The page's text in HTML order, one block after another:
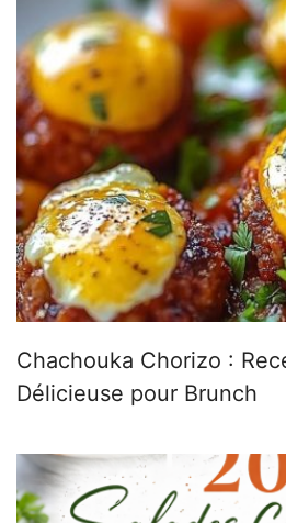
Chachouka Chorizo :
Délicieuse pour Brunch